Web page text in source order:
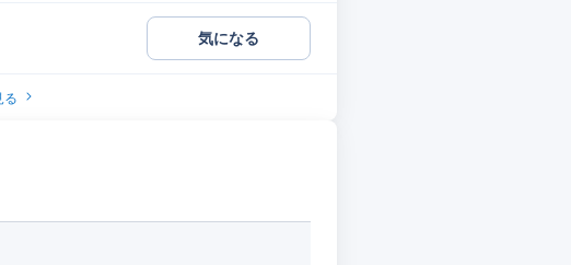
気になる
る